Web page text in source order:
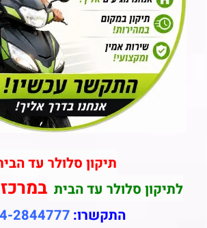
תיקון סלולר עד
לתיקון סלולר עד הבית
התקשרו: 2844777